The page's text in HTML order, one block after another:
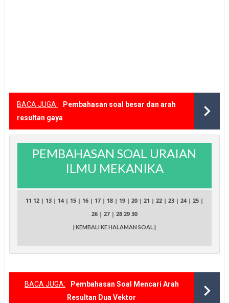
BACA JUGA:
Pembahasan soal besar dan arah
resultan gaya
PEMBAHASAN SOAL URAIAN
ILMU MEKANIKA
11 12| 13| 14| 15| 16| 17| 18| 19| 20| 21 | 22| 23| 24| 25|
26| 27| 28 29 30
| KEMBALI KE HALAMAN SOAL
BACA JUGA:
Pembahasan Soal Mencari Arah
Resultan Dua Vektor